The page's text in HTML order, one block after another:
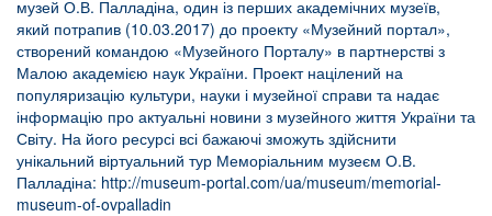
музей О.В. Палладіна, один із перших академічних музеїв,
який потрапив (10.03.2017) до проекту «Музейний портал»,
створений командою «Музейного Порталу» в партнерстві з
Малою академією наук України. Проект націлений на
популяризацію культури, науки і музейної справи та надає
інформацію про актуальні новини з музейного життя України та
Світу. На його ресурсі всі бажаючі зможуть здійснити
унікальний віртуальний тур Меморіальним музеєм О.В.
Палладіна: http://museum-portal.com/ua/museum/memorial-
museum-of-ovpalladin